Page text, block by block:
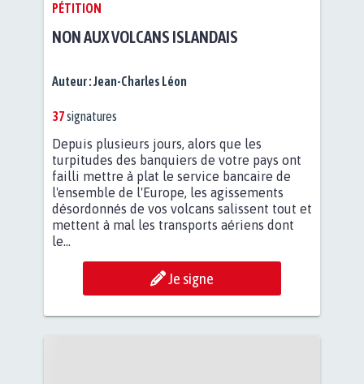
PÉTITION
NON AUX VOLCANS ISLANDAIS
Auteur :Jean-Charles Léon
37signatures
Depuis plusieurs jours, alors que les
turpitudes des banquiers de votre pays ont
failli mettre à plat le service bancaire de
l'ensemble de l'Europe, les agissements
désordonnés de vos volcans salissent tout et
mettent à mal les transports aériens dont
le...
Je signe